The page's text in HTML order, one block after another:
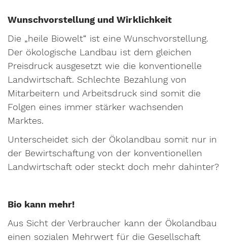
Wunschvorstellung und Wirklichkeit
Die „heile Biowelt“ ist eine Wunschvorstellung.
Der ökologische Landbau ist dem gleichen
Preisdruck ausgesetzt wie die konventionelle
Landwirtschaft. Schlechte Bezahlung von
Mitarbeitern und Arbeitsdruck sind somit die
Folgen eines immer stärker wachsenden
Marktes.
Unterscheidet sich der Ökolandbau somit nur in
der Bewirtschaftung von der konventionellen
Landwirtschaft oder steckt doch mehr dahinter?
Bio kann mehr!
Aus Sicht der Verbraucher kann der Ökolandbau
einen sozialen Mehrwert für die Gesellschaft